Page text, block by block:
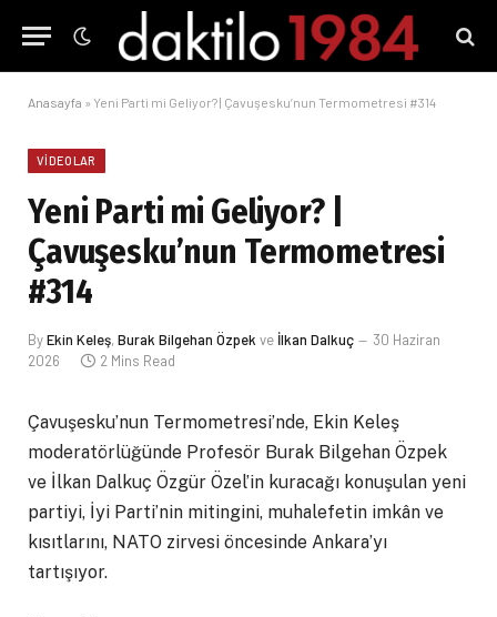
Anasayfa » Yeni Parti mi Geliyor? | Çavuşesku’nun Termometresi #314
VIDEOLAR
Yeni Parti mi Geliyor? |
Çavuşesku’nun Termometresi
#314
ByEkin Keleş, Burak Bilgehan Özpek ve İlkan Dalkuç
30 Haziran
2026
2 Mins Read
Çavuşesku’nun Termometresi’nde, Ekin Keleş
moderatörlüğünde Profesör Burak Bilgehan Özpek
ve İlkan Dalkuç Özgür Özel’in kuracağı konuşulan yeni
partiyi, İyi Parti’nin mitingini, muhalefetin imkân ve
kısıtlarını, NATO zirvesi öncesinde Ankara’yı
tartışıyor.